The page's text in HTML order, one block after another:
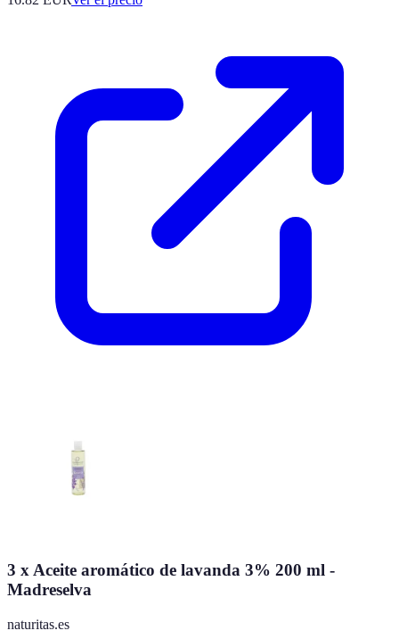
3 x Aceite aromático de lavanda 3% 200 ml -
Madreselva
naturitas.es